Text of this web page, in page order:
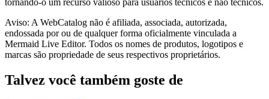
Aviso: A WebCatalog não é afiliada, associada, autorizada,
endossada por ou de qualquer forma oficialmente vinculada a
Mermaid Live Editor. Todos os nomes de produtos, logotipos e
marcas são propriedade de seus respectivos proprietários.
Talvez você também goste de